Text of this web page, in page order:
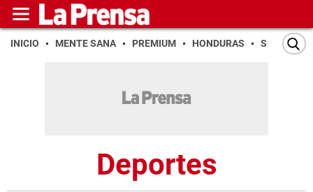
INICIO MENTE SANA PREMIUM HONDURAS SAN PEDRO
Deportes